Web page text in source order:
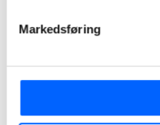
Markedsføring